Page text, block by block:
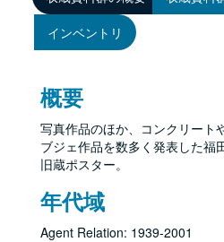
インベントリ
概要
写真作品のほか、コンクリート
ブジェ作品を数多く発表した福
旧蔵ポスター。
年代域
Agent Relation: 1939-2001